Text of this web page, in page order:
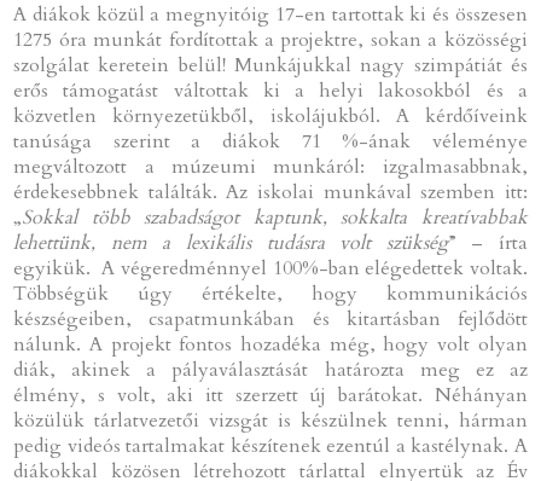
A diákok közül a megnyitóig 17-en tartottak ki és összesen
1275 óra munkát fordítottak a projektre, sokan a közösségi
szolgálat keretein belül! Munkájukkal nagy szimpátiát és
erős támogatást váltottak ki a helyi lakosokból és a
közvetlen környezetükből, iskolájukból. A kérdőíveink
tanúsága szerint a diákok 71 %-ának véleménye
megváltozott a múzeumi munkáról: izgalmasabbnak,
érdekesebbnek találták. Az iskolai munkával szemben itt:
„Sokkal több szabadságot kaptunk, sokkalta kreatívabbak
lehettünk, nem a lexikális tudásra volt szükség” – írta
egyikük. A végeredménnyel 100%-ban elégedettek voltak.
Többségük úgy értékelte, hogy kommunikációs
készségeiben, csapatmunkában és kitartásban fejlődött
nálunk. A projekt fontos hozadéka még, hogy volt olyan
diák, akinek a pályaválasztását határozta meg ez az
élmény, s volt, aki itt szerzett új barátokat. Néhányan
közülük tárlatvezetői vizsgát is készülnek tenni, hárman
pedig videós tartalmakat készítenek ezentúl a kastélynak. A
diákokkal közösen létrehozott tárlattal elnyertük az Év